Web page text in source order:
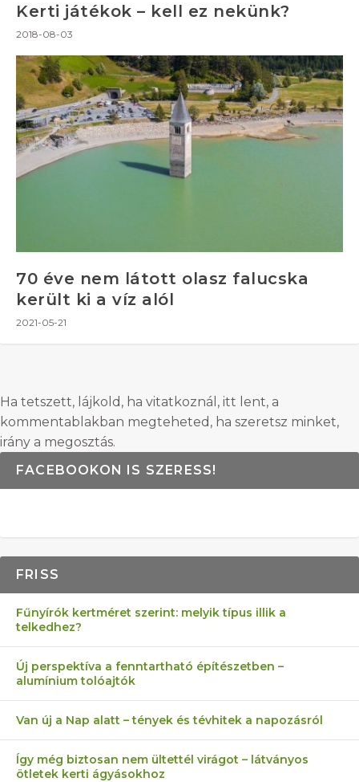
Kerti játékok – kell ez nekünk?
2018-08-03
70 éve nem látott olasz falucska
került ki a víz alól
2021-05-21
Ha tetszett, lájkold, ha vitatkoznál, itt lent, a
kommentablakban megteheted, ha szeretsz minket,
irány a megosztás.
FACEBOOKON IS SZERESS!
FRISS
Fűnyírók kertméret szerint: melyik típus illik a
telkedhez?
Új perspektíva a fenntartható építészetben –
alumínium tolóajtók
Van új a Nap alatt – tények és tévhitek a napozásról
Így még biztosan nem ültettél virágot – látványos
ötletek kerti ágyásokhoz